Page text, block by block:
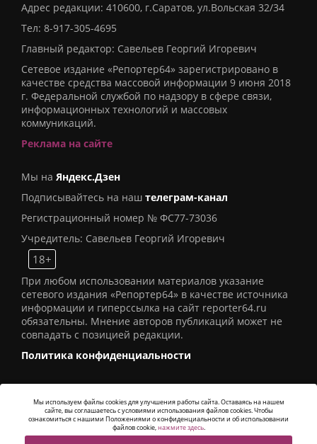
Адрес редакции: 410600, г.Саратов, ул.Вольская 32/34
Тел: 8-917-305-4695
Главный редактор: Савельев Георгий Игоревич
Сетевое издание «Репортер64» зарегистрировано в
качестве средства массовой информации 9 июня 2018
г. Федеральной службой по надзору в сфере связи,
информационных технологий и массовых
коммуникаций.
Реклама на сайте
Мы на Яндекс.Дзен
Подписывайтесь на наш телеграм-канал
Регистрационный номер № ФС77-73036
Учредитель: Савельев Георгий Игоревич
18+
При любом использовании материалов указание
сетевого издания «Репортер64» в качестве источника
информации и гиперссылка на сайт reporter64.ru
обязательны. Мнение авторов публикаций может не
совпадать с позицией редакции.
Политика конфиденциальности
© 2016СИ «Репортер64». Все права защищены -
Alatis Studio
Мы используем файлы cookies для улучшения работы сайта. Оставаясь на нашем
сайте, вы соглашаетесь с условиями использования файлов cookies. Чтобы
ознакомиться с нашими Положениями о конфиденциальности и об использовании
файлов cookie,нажмите здесь.